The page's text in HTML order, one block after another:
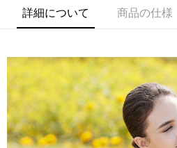
台新國際商業銀行
Google Pay
AFTEE代金後払い
説明
一、 AFTEE代金後払いについて
1.お支払い方法でAFTEE代金後払いを選
ウが表示されます。
2.SMSで認証してお支払い手続を進めてく
3.注文するときのお支払いは不要です。
ATM払い
代金引換
詳細について 商品の仕様